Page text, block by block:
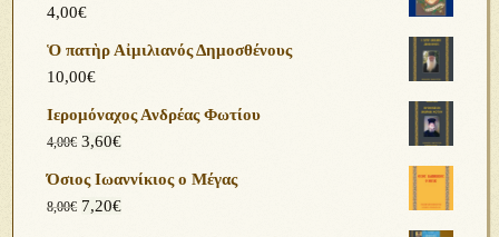
4,00€
Ὁ πατὴρ Αἰμιλιανός Δημοσθένους
10,00€
Ιερομόναχος Ανδρέας Φωτίου
4,00€ 3,60€
Όσιος Ιωαννίκιος ο Μέγας
8,00€ 7,20€